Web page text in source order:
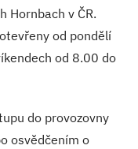
Hornbach v ČR.
od pondělí
od 8.00 do
do provozovny
osvědčením o